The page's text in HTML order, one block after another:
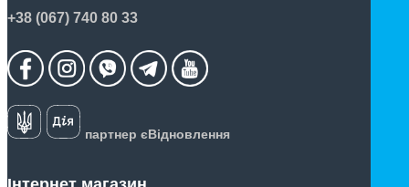
+38 (067) 740 80 33
партнер єВідновлення